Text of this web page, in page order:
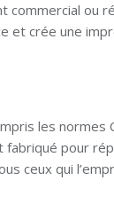
ou
et crée une
les normes
fabriqué pour
ceux qui